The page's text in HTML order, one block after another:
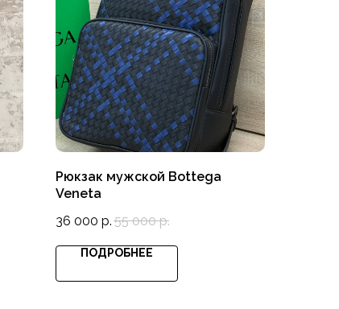
Рюкзак мужской Bottega
Veneta
36 000 р. 55 000 р.
ПОДРОБНЕЕ